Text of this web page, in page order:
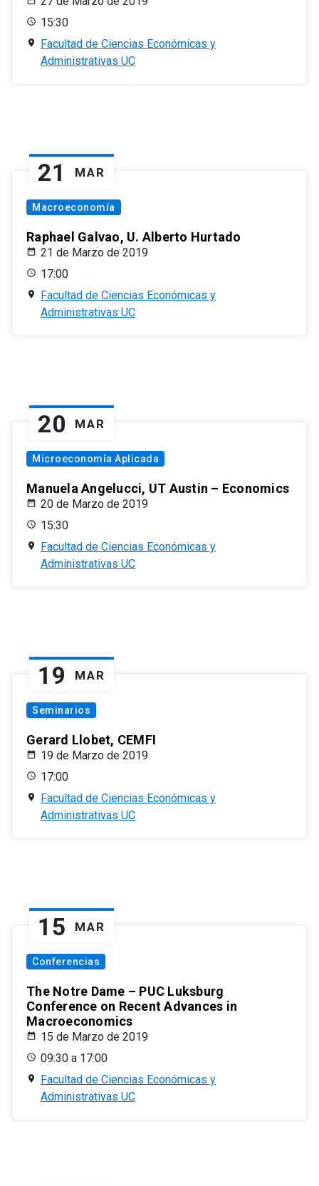
15:30
Facultad de Ciencias Económicas y
Administrativas UC
21 MAR
Macroeconomía
Raphael Galvao, U. Alberto Hurtado
21 de Marzo de 2019
17:00
Facultad de Ciencias Económicas y
Administrativas UC
20 MAR
Microeconomía Aplicada
Manuela Angelucci, UT Austin – Economics
20 de Marzo de 2019
15:30
Facultad de Ciencias Económicas y
Administrativas UC
19 MAR
Seminarios
Gerard Llobet, CEMFI
19 de Marzo de 2019
17:00
Facultad de Ciencias Económicas y
Administrativas UC
15 MAR
Conferencias
The Notre Dame – PUC Luksburg
Conference on Recent Advances in
Macroeconomics
15 de Marzo de 2019
09:30 a 17:00
Facultad de Ciencias Económicas y
Administrativas UC